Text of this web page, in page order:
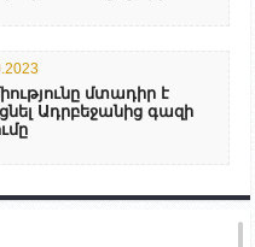
մտադիր է
Ադրբեջանից գազի